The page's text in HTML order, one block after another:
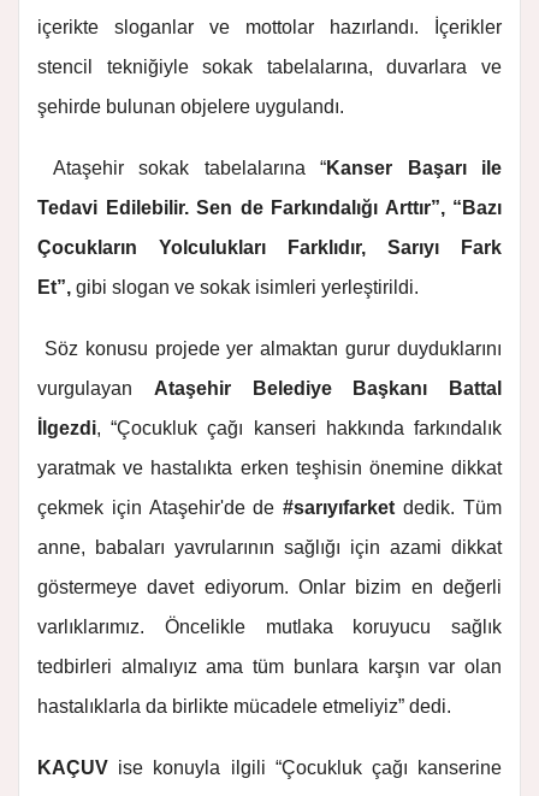
içerikte sloganlar ve mottolar hazırlandı. İçerikler
stencil tekniğiyle sokak tabelalarına, duvarlara ve
şehirde bulunan objelere uygulandı.
Ataşehir sokak tabelalarına “Kanser Başarı ile
Tedavi Edilebilir. Sen de Farkındalığı Arttır”, “Bazı
Çocukların Yolculukları Farklıdır, Sarıyı Fark
Et”, gibi slogan ve sokak isimleri yerleştirildi.
Söz konusu projede yer almaktan gurur duyduklarını
vurgulayan Ataşehir Belediye Başkanı Battal
İlgezdi, “Çocukluk çağı kanseri hakkında farkındalık
yaratmak ve hastalıkta erken teşhisin önemine dikkat
çekmek için Ataşehir'de de#sarıyıfarket dedik. Tüm
anne, babaları yavrularının sağlığı için azami dikkat
göstermeye davet ediyorum. Onlar bizim en değerli
varlıklarımız. Öncelikle mutlaka koruyucu sağlık
tedbirleri almalıyız ama tüm bunlara karşın var olan
hastalıklarla da birlikte mücadele etmeliyiz” dedi.
KAÇUV ise konuyla ilgili “Çocukluk çağı kanserine